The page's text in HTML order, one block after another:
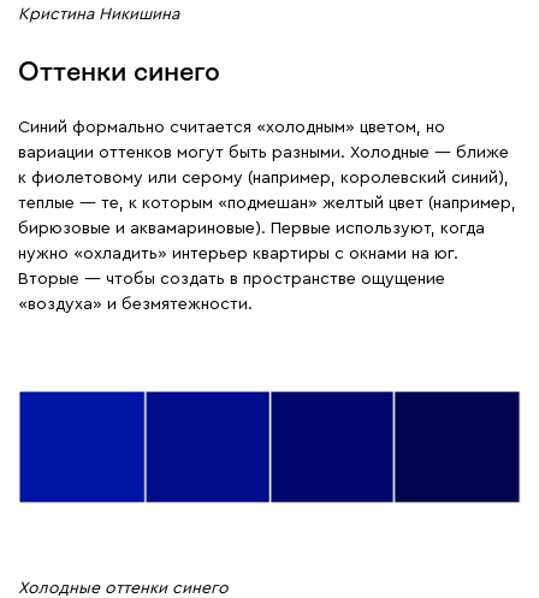
Кристина Никишина
Оттенки синего
Синий формально считается «холодным» цветом, но
вариации оттенков могут быть разными. Холодные — ближе
к фиолетовому или серому (например, королевский синий),
теплые — те, к которым «подмешан» желтый цвет (например,
бирюзовые и аквамариновые). Первые используют, когда
нужно «охладить» интерьер квартиры с окнами на юг.
Вторые — чтобы создать в пространстве ощущение
«воздуха» и безмятежности.
Холодные оттенки синего